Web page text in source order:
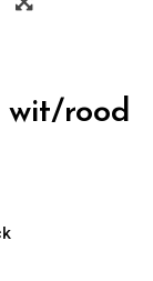
rood